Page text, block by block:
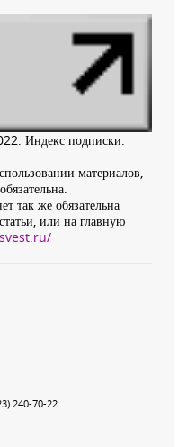
Индекс подписки:
материалов,
так же обязательна
или на главную
240-70-22